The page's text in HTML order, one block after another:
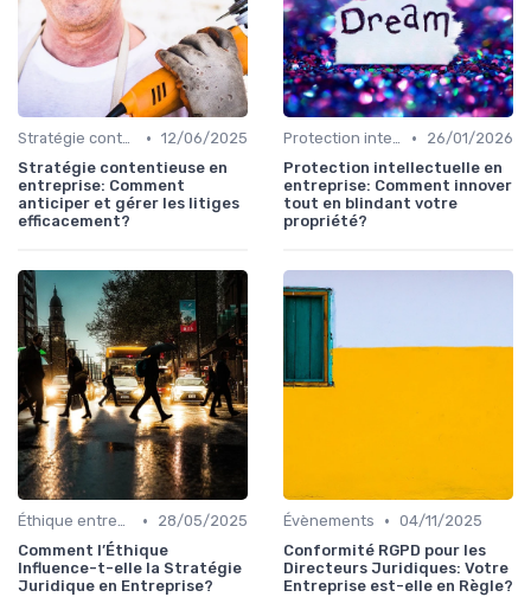
Stratégie contentieuse • 12/06/2025
Stratégie contentieuse en
entreprise: Comment
anticiper et gérer les litiges
efficacement?
Protection intellectuelle •
26/01/2026
Protection intellectuelle en
entreprise: Comment innover
tout en blindant votre
propriété?
Éthique entreprise •
28/05/2025
Comment l’Éthique
Influence-t-elle la Stratégie
Juridique en Entreprise?
Évènements • 04/11/2025
Conformité RGPD pour les
Directeurs Juridiques: Votre
Entreprise est-elle en Règle?